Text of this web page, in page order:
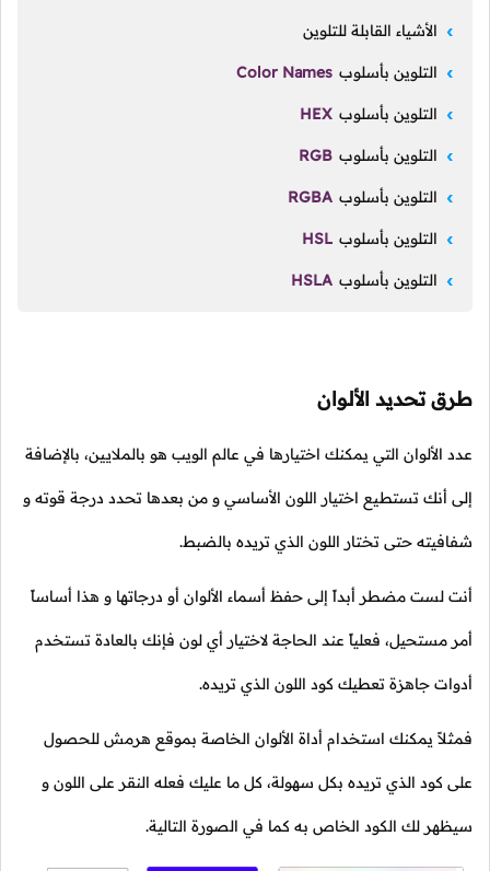
الأشياء القابلة للتلوين
التلوين بأسلوب Color Names
التلوين بأسلوب HEX
التلوين بأسلوب RGB
التلوين بأسلوب RGBA
التلوين بأسلوب HSL
التلوين بأسلوب HSLA
طرق تحديد الألوان
عدد الألوان التي يمكنك اختيارها في عالم الويب هو بالملايين، بالإضافة
إلى أنك تستطيع اختيار اللون الأساسي و من بعدها تحدد درجة قوته و
شفافيته حتى تختار اللون الذي تريده بالضبط.
أنت لست مضطر أبداً إلى حفظ أسماء الألوان أو درجاتها و هذا أساساً
أمر مستحيل، فعلياً عند الحاجة لاختيار أي لون فإنك بالعادة تستخدم
أدوات جاهزة تعطيك كود اللون الذي تريده.
فمثلاً يمكنك استخدام أداة الألوان الخاصة بموقع هرمش للحصول
على كود الذي تريده بكل سهولة، كل ما عليك فعله النقر على اللون و
سيظهر لك الكود الخاص به كما في الصورة التالية.